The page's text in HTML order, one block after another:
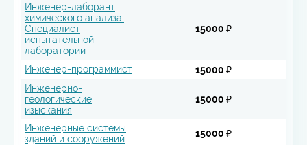
Инженер-лаборант
химического анализа.
Специалист
испытательной
лаборатории
15000 ₽
Инженер-программист
15000 ₽
Инженерно-
геологические
изыскания
15000 ₽
Инженерные системы
зданий и сооружений
15000 ₽